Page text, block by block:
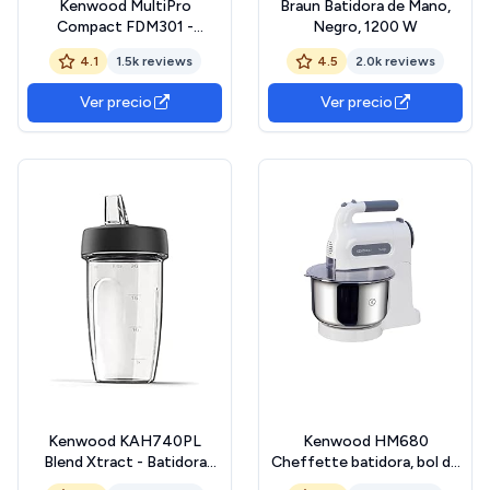
Kenwood MultiPro
Compact FDM301 -
Procesador de Alimentos y
Blender con 8 Accesorios,
Cuchillas de Acero
Inoxidable, Potencia 800
W, Capacidad 2.1 litros, 2
4.1 1.5k reviews
Ver precio
Braun Batidora de Mano,
Negro, 1200 W
4.5 2.0k reviews
Ver precio
Kenwood KAH740PL
Blend Xtract - Batidora
deportiva (batidos, zumos,
Kenwood HM680
Cheffette batidora, bol de
acero de 3L o 500ml,